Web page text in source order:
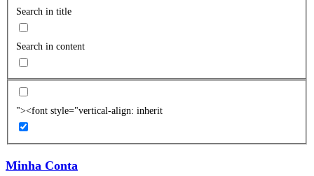
Search in title
Search in content
"><font style="vertical-align: inherit
Minha Conta